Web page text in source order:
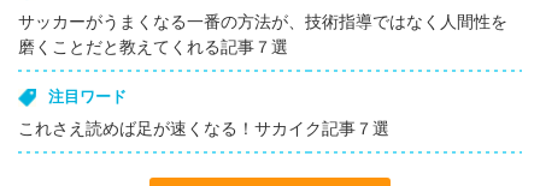
サッカーがうまくなる一番の方法が、技術指導ではなく人間性を
磨くことだと教えてくれる記事７選
注目ワード
これさえ読めば足が速くなる！サカイク記事７選